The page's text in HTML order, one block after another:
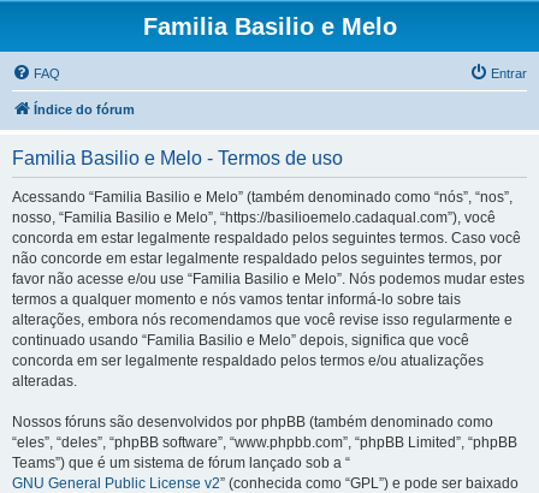
Familia Basilio e Melo
FAQ Entrar
Índice do fórum
Familia Basilio e Melo - Termos de uso
Acessando “Familia Basilio e Melo” (também denominado como “nós”, “nos”,
nosso, “Familia Basilio e Melo”, “https://basilioemelo.cadaqual.com”), você
concorda em estar legalmente respaldado pelos seguintes termos. Caso você
não concorde em estar legalmente respaldado pelos seguintes termos, por
favor não acesse e/ou use “Familia Basilio e Melo”. Nós podemos mudar estes
termos a qualquer momento e nós vamos tentar informá-lo sobre tais
alterações, embora nós recomendamos que você revise isso regularmente e
continuado usando “Familia Basilio e Melo” depois, significa que você
concorda em ser legalmente respaldado pelos termos e/ou atualizações
alteradas.
Nossos fóruns são desenvolvidos por phpBB (também denominado como
“eles”, “deles”, “phpBB software”, “www.phpbb.com”, “phpBB Limited”, “phpBB
Teams”) que é um sistema de fórum lançado sob a “
GNU General Public License v2” (conhecida como “GPL”) e pode ser baixado